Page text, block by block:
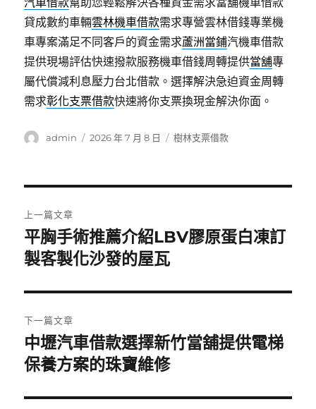
貸成數約車輛雲林機車借款需求專營雲林借錢專業機
車專案滿足不同客戶的資金需求蘆洲當鋪汽機車借款
提供現場評估快速撥款服務機車借錢周轉提供當舖專
屬代償減利息壓力台北借款。選擇解決急迫資金周轉
需求彰化支票借款快速將你支票換現金解決你面。
作
admin
發
2026 年 7 月 8 日
分
樹林支票借款
章
導
覽
上一篇文章
上
一
文
章:
平胸手術推薦介紹LBV膠原蛋白凍訂
製客製化沙發的屋瓦
下一篇文章
下
一
文
中壢汽車借款選擇新竹當舖提供電梯
保養方案的珠寶維修